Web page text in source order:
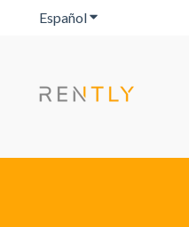
EspañolTraducciones